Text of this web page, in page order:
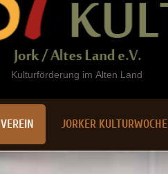
Kulturförderung im Alten Land
VEREIN JORKER KULTURWOCHE